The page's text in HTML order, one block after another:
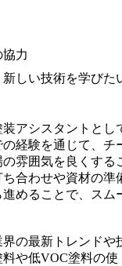
力
しい技術を学びた
アシスタントとし
経験を通じて、チ
雰囲気を良くする
合わせや資材の準
めることで、スム
の最新トレンドや
や低VOC塗料の使